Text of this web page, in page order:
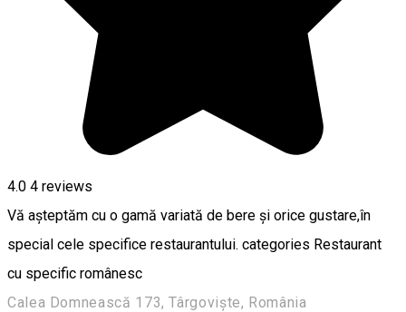
4.0 4 reviews
Vă așteptăm cu o gamă variată de bere și orice gustare,în
special cele specifice restaurantului. categories Restaurant
cu specific românesc
Calea Domnească 173, Târgoviște, România